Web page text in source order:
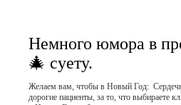
Немного юмора в
🎄 суету.
Желаем вам, чтобы в Новый Год:
дорогие пациенты, за то, что выбираете